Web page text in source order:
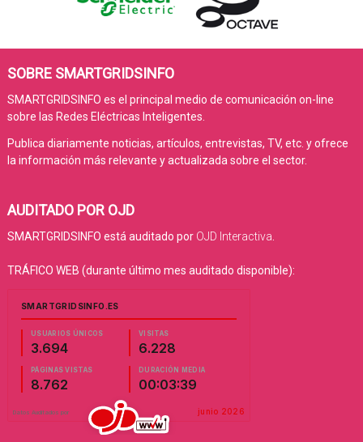
SOBRE SMARTGRIDSINFO
SMARTGRIDSINFO es el principal medio de comunicación on-line
sobre las Redes Eléctricas Inteligentes.
Publica diariamente noticias, artículos, entrevistas, TV, etc. y ofrece
la información más relevante y actualizada sobre el sector.
AUDITADO POR OJD
SMARTGRIDSINFO está auditado por OJD Interactiva
TRÁFICO WEB (durante último mes auditado disponible):